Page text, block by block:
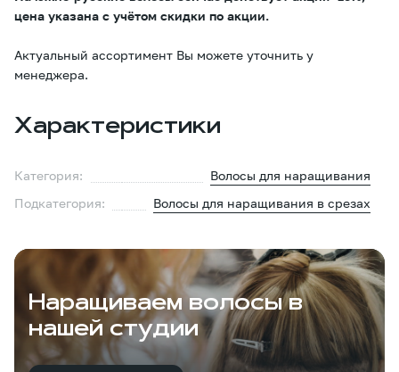
цена указана с учётом скидки по акции.
Актуальный ассортимент Вы можете уточнить у
менеджера.
Характеристики
Категория:
Волосы для наращивания
Подкатегория:
Волосы для наращивания в срезах
Наращиваем волосы в
нашей студии